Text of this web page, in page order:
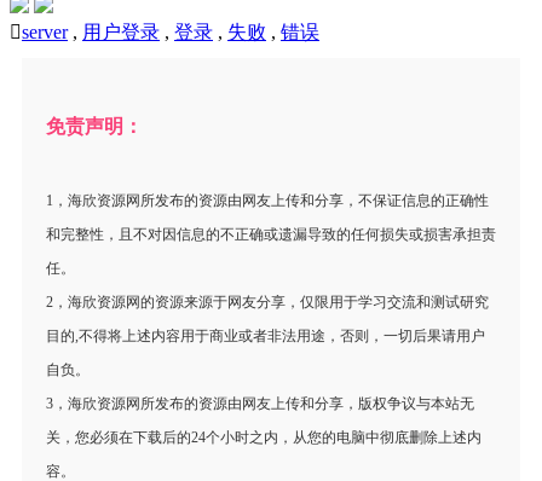
server, 用户登录 , 登录 , 失败 , 错误
免责声明：
1，海欣资源网所发布的资源由网友上传和分享，不保证信息的正确性
和完整性，且不对因信息的不正确或遗漏导致的任何损失或损害承担责
任。
2，海欣资源网的资源来源于网友分享，仅限用于学习交流和测试研究
目的,不得将上述内容用于商业或者非法用途，否则，一切后果请用户
自负。
3，海欣资源网所发布的资源由网友上传和分享，版权争议与本站无
关，您必须在下载后的24个小时之内，从您的电脑中彻底删除上述内
容。